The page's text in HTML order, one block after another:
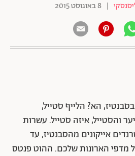
| 8 באוגוסט 2015
הא? הלייף סטייל,
והסטייל, איזה סטייל. עשרות
אייקונים מהסבנטיז, עד
מדפי הארונות שלכם. ההוט פנטס